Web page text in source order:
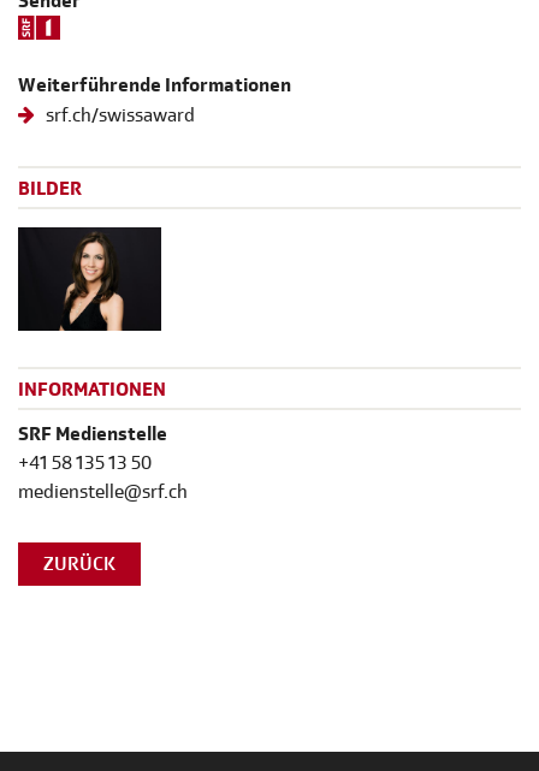
Weiterführende Informationen
srf.ch/swissaward
BILDER
INFORMATIONEN
SRF Medienstelle
+41 58 135 13 50
medienstelle@srf.ch
ZURÜCK